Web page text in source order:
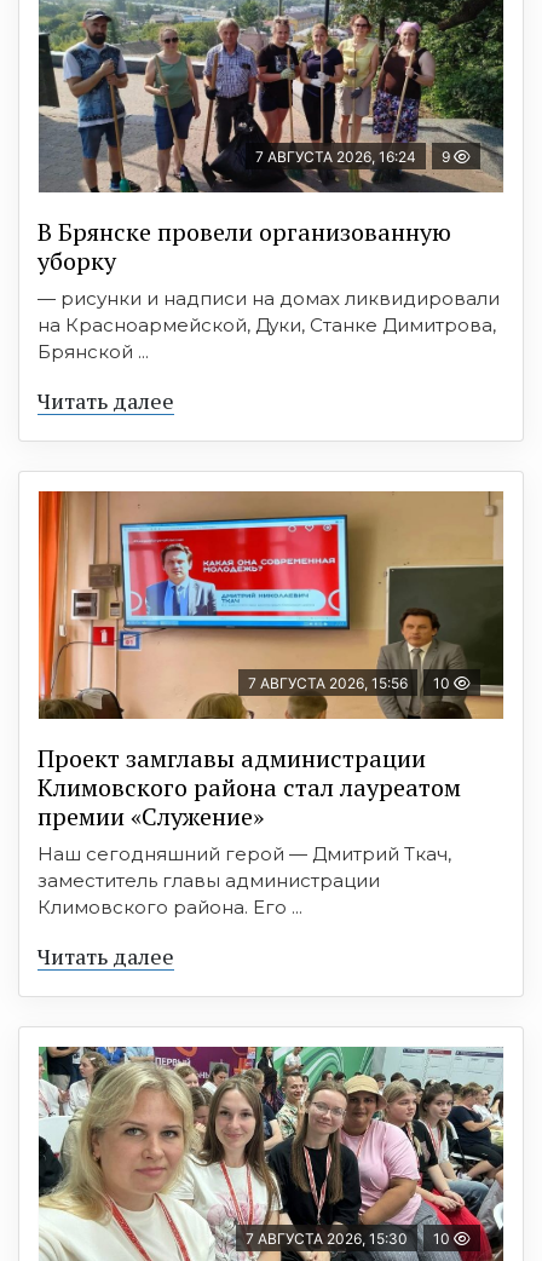
7 АВГУСТА 2026, 16:24 9
В Брянске провели организованную
уборку
— рисунки и надписи на домах ликвидировали
на Красноармейской, Дуки, Станке Димитрова,
Брянской ...
Читать далее
7 АВГУСТА 2026, 15:56 10
Проект замглавы администрации
Климовского района стал лауреатом
премии «Служение»
Наш сегодняшний герой — Дмитрий Ткач,
заместитель главы администрации
Климовского района. Его ...
Читать далее
7 АВГУСТА 2026, 15:30 10